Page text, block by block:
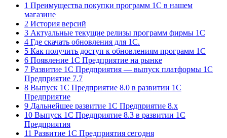
1 Преимущества покупки программ 1С в нашем
магазине
2 История версий
3 Актуальные текущие релизы программ фирмы 1С
4 Где скачать обновления для 1С.
5 Как получить доступ к обновлениям программ 1С
6 Появление 1С Предприятие на рынке
7 Развитие 1С Предприятия — выпуск платформы 1С
Предприятие 7.7
8 Выпуск 1С Предприятие 8.0 в развитии 1С
Предприятие
9 Дальнейшее развитие 1С Предприятие 8.х
10 Выпуск 1С Предприятие 8.3 в развитии 1С
Предприятия
11 Развитие 1С Предприятия сегодня